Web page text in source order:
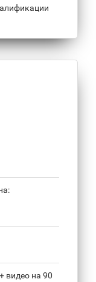
видео на 90